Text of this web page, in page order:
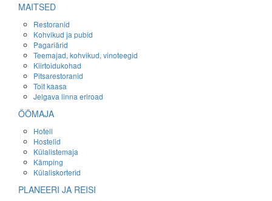
MAITSED
Restoranid
Kohvikud ja pubid
Pagariärid
Teemajad, kohvikud, vinoteegid
Kiirtoidukohad
Pitsarestoranid
Toit kaasa
Jelgava linna eriroad
ÖÖMAJA
Hotell
Hostelid
Külalistemaja
Kämping
Külaliskorterid
PLANEERI JA REISI